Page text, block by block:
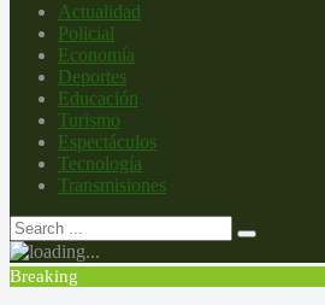
Actualidad
Policial
Economía
Deportes
Educación
Turismo
Espectáculos
Tecnología
Transmisiones
Breaking